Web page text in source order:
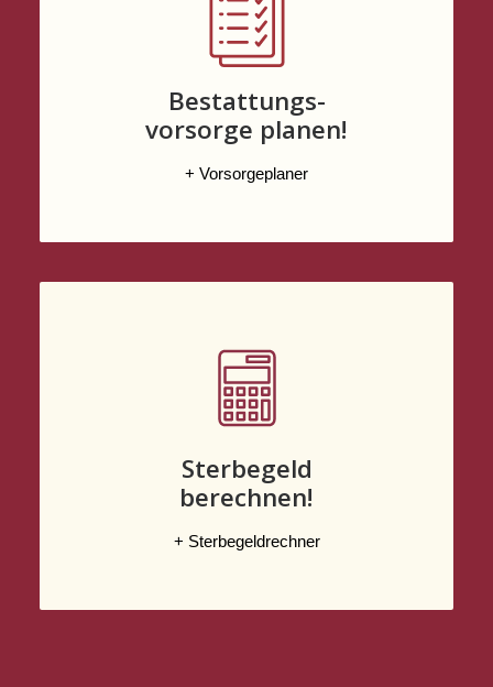
Bestattungs-
vorsorge planen!
+ Vorsorgeplaner
Sterbegeld
berechnen!
+ Sterbegeldrechner